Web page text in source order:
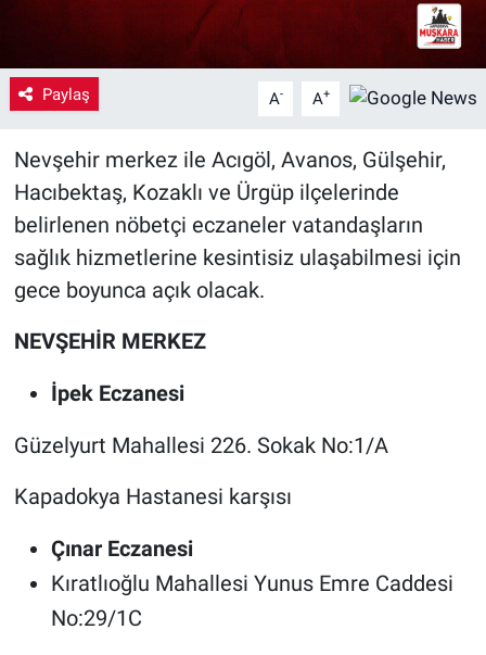
Paylaş A- A+
Nevşehir merkez ile Acıgöl, Avanos, Gülşehir,
Hacıbektaş, Kozaklı ve Ürgüp ilçelerinde
belirlenen nöbetçi eczaneler vatandaşların
sağlık hizmetlerine kesintisiz ulaşabilmesi için
gece boyunca açık olacak.
NEVŞEHİR MERKEZ
İpek Eczanesi
Güzelyurt Mahallesi 226. Sokak No:1/A
Kapadokya Hastanesi karşısı
Çınar Eczanesi
Kıratlıoğlu Mahallesi Yunus Emre Caddesi
No:29/1C